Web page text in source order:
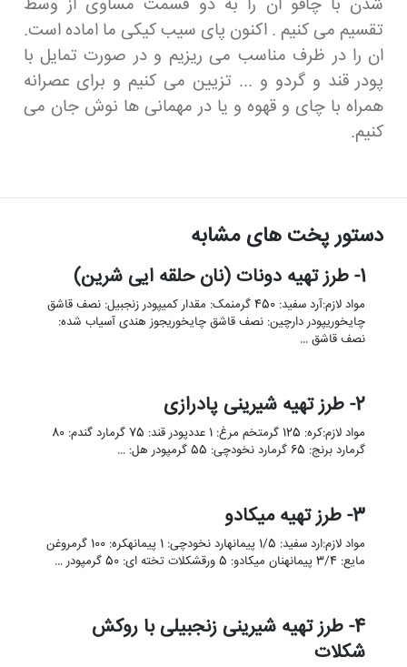
تقسیم می کنیم . اکنون پای سیب کیکی ما اماده است.
ان را در ظرف مناسب می ریزیم و در صورت تمایل با
پودر قند و گردو و ... تزیین می کنیم و برای عصرانه
همراه با چای و قهوه و یا در مهمانی ها نوش جان می
کنیم.
دستور پخت های مشابه
1- طرز تهیه دونات (نان حلقه ایی شرین)
مواد لازم:آرد سفید: 450 گرمنمک: مقدار کمیپودر زنجبیل: نصف قاشق
چایخوریپودر دارچین: نصف قاشق چایخوریجوز هندی آسیاب شده:
نصف قاشق …
2- طرز تهیه شیرینی پادرازی
مواد لازم:کره: 125 گرمتخم مرغ: 1 عددپودر قند: 75 گرمارد گندم: 80
گرمارد برنج: 65 گرمارد نخودچی: 55 گرمپودر هل: …
3- طرز تهیه میکادو
مواد لازم:ارد سفید: 1/5 پیمانهارد نخودچی: 1 پیمانهکره: 100 گرمروغن
مایع: 3/4 پیمانهنان میکادو: 5 ورقشکلات تخته ای: 50 گرمپودر …
4- طرز تهیه شیرینی زنجبیلی با روکش
شکلات